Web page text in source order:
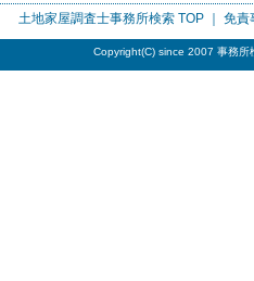
土地家屋調査士事務所検索TOP ｜ 免責
Copyright(C) since 2007 事務所